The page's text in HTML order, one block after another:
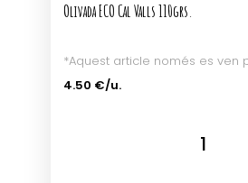
Olivada ECO Cal Valls 110grs.
*Aquest article només es ven
4.50 €/u.